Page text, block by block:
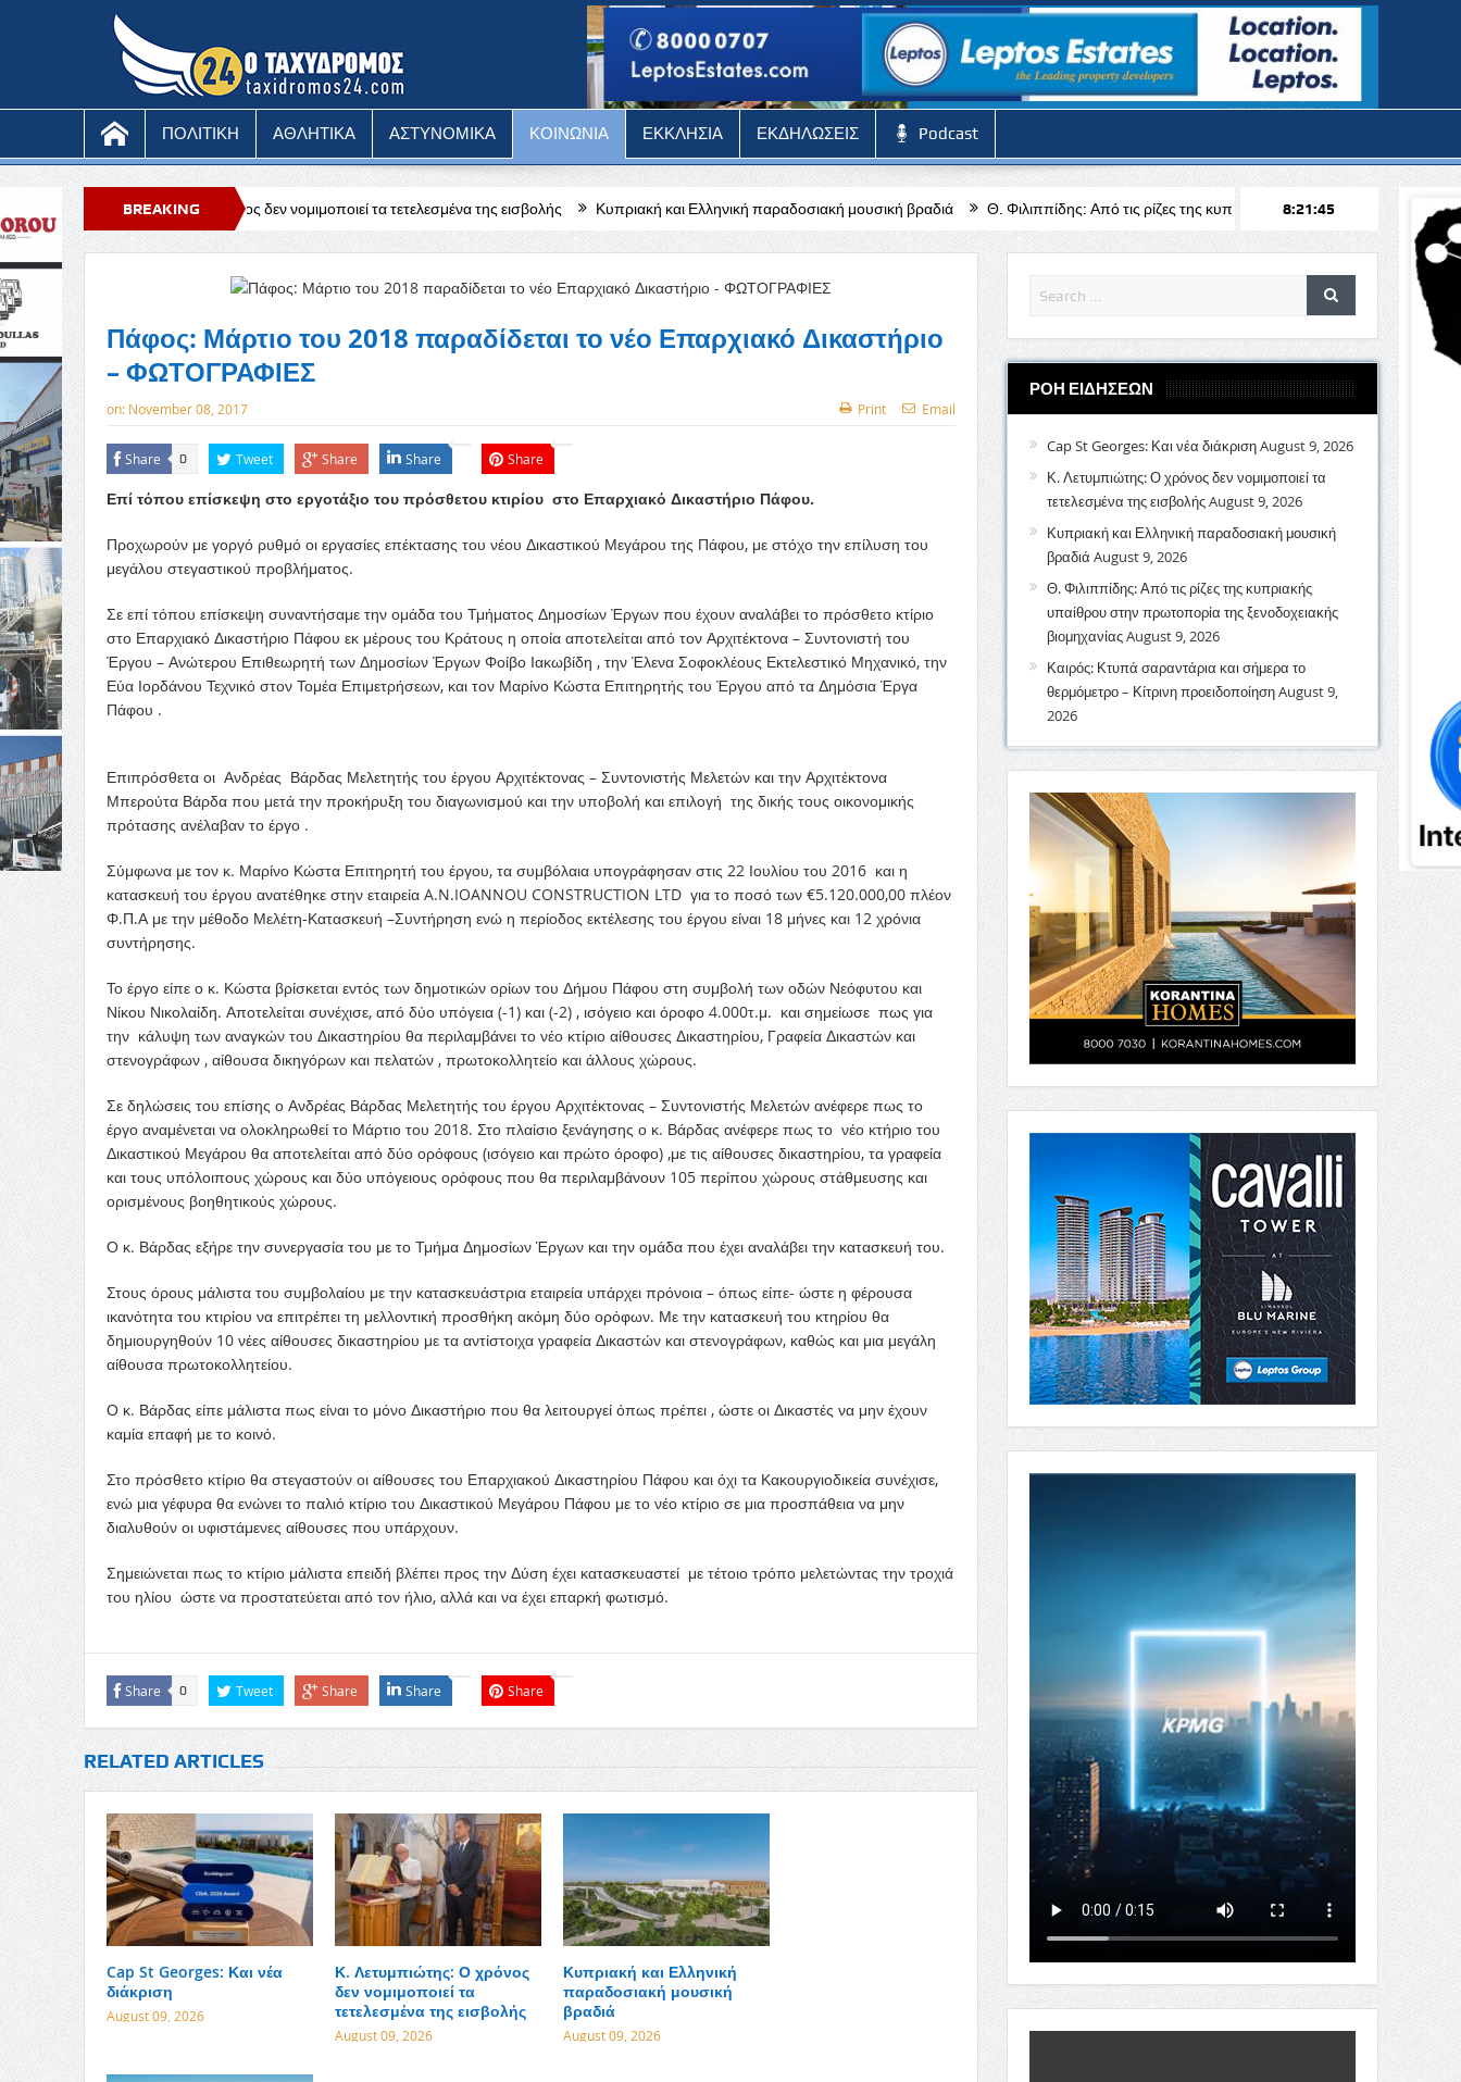
ΠΟΛΙΤΙΚΗ ΑΘΛΗΤΙΚΑ ΑΣΤΥΝΟΜΙΚΑ ΚΟΙΝΩΝΙΑ ΕΚΚΛΗΣΙΑ ΕΚΔΗΛΩΣΕΙΣ Podcast
BREAKING
NEWS
Ο χρόνος δεν νομιμοποιεί τα τετελεσμένα της εισβολής Κυπριακή και Ελληνική παραδοσιακή μουσική βραδιά Θ. Φιλιππίδης: Από τις ρίζες της κυπριακής υπαίθρου στην πρωτοπορία της
στις εκδηλώσεις στα Κόκκινα
8:21:47
Πάφος: Μάρτιο του 2018 παραδίδεται το νέο Επαρχιακό Δικαστήριο
– ΦΩΤΟΓΡΑΦΙΕΣ
on: November 08, 2017 Print Email
Share 0 Tweet Share Share Share
Επί τόπου επίσκεψη στο εργοτάξιο του πρόσθετου κτιρίου στο Επαρχιακό Δικαστήριο Πάφου.
Προχωρούν με γοργό ρυθμό οι εργασίες επέκτασης του νέου Δικαστικού Μεγάρου της Πάφου, με στόχο την επίλυση του
μεγάλου στεγαστικού προβλήματος.
Σε επί τόπου επίσκεψη συναντήσαμε την ομάδα του Τμήματος Δημοσίων Έργων που έχουν αναλάβει το πρόσθετο κτίριο
στο Επαρχιακό Δικαστήριο Πάφου εκ μέρους του Κράτους η οποία αποτελείται από τον Αρχιτέκτονα – Συντονιστή του
Έργου – Ανώτερου Επιθεωρητή των Δημοσίων Έργων Φοίβο Ιακωβίδη , την Έλενα Σοφοκλέους Εκτελεστικό Μηχανικό, την
Εύα Ιορδάνου Τεχνικό στον Τομέα Επιμετρήσεων, και τον Μαρίνο Κώστα Επιτηρητής του Έργου από τα Δημόσια Έργα
Πάφου .
Επιπρόσθετα οι Ανδρέας Βάρδας Μελετητής του έργου Αρχιτέκτονας – Συντονιστής Μελετών και την Αρχιτέκτονα
Μπερούτα Βάρδα που μετά την προκήρυξη του διαγωνισμού και την υποβολή και επιλογή της δικής τους οικονομικής
πρότασης ανέλαβαν το έργο .
Σύμφωνα με τον κ. Μαρίνο Κώστα Επιτηρητή του έργου, τα συμβόλαια υπογράφησαν στις 22 Ιουλίου του 2016 και η
κατασκευή του έργου ανατέθηκε στην εταιρεία A.N.IOANNOU CONSTRUCTION LTD για το ποσό των €5.120.000,00 πλέον
Φ.Π.Α με την μέθοδο Μελέτη-Κατασκευή –Συντήρηση ενώ η περίοδος εκτέλεσης του έργου είναι 18 μήνες και 12 χρόνια
συντήρησης.
Το έργο είπε ο κ. Κώστα βρίσκεται εντός των δημοτικών ορίων του Δήμου Πάφου στη συμβολή των οδών Νεόφυτου και
Νίκου Νικολαίδη. Αποτελείται συνέχισε, από δύο υπόγεια (-1) και (-2) , ισόγειο και όροφο 4.000τ.μ. και σημείωσε πως για
την κάλυψη των αναγκών του Δικαστηρίου θα περιλαμβάνει το νέο κτίριο αίθουσες Δικαστηρίου, Γραφεία Δικαστών και
στενογράφων , αίθουσα δικηγόρων και πελατών , πρωτοκολλητείο και άλλους χώρους.
Σε δηλώσεις του επίσης ο Ανδρέας Βάρδας Μελετητής του έργου Αρχιτέκτονας – Συντονιστής Μελετών ανέφερε πως το
έργο αναμένεται να ολοκληρωθεί το Μάρτιο του 2018. Στο πλαίσιο ξενάγησης ο κ. Βάρδας ανέφερε πως το νέο κτήριο του
Δικαστικού Μεγάρου θα αποτελείται από δύο ορόφους (ισόγειο και πρώτο όροφο) ,με τις αίθουσες δικαστηρίου, τα γραφεία
και τους υπόλοιπους χώρους και δύο υπόγειους ορόφους που θα περιλαμβάνουν 105 περίπου χώρους στάθμευσης και
ορισμένους βοηθητικούς χώρους.
Ο κ. Βάρδας εξήρε την συνεργασία του με το Τμήμα Δημοσίων Έργων και την ομάδα που έχει αναλάβει την κατασκευή του.
Στους όρους μάλιστα του συμβολαίου με την κατασκευάστρια εταιρεία υπάρχει πρόνοια – όπως είπε- ώστε η φέρουσα
ικανότητα του κτιρίου να επιτρέπει τη μελλοντική προσθήκη ακόμη δύο ορόφων. Με την κατασκευή του κτηρίου θα
δημιουργηθούν 10 νέες αίθουσες δικαστηρίου με τα αντίστοιχα γραφεία Δικαστών και στενογράφων, καθώς και μια μεγάλη
αίθουσα πρωτοκολλητείου.
Ο κ. Βάρδας είπε μάλιστα πως είναι το μόνο Δικαστήριο που θα λειτουργεί όπως πρέπει , ώστε οι Δικαστές να μην έχουν
καμία επαφή με το κοινό.
Στο πρόσθετο κτίριο θα στεγαστούν οι αίθουσες του Επαρχιακού Δικαστηρίου Πάφου και όχι τα Κακουργιοδικεία συνέχισε,
ενώ μια γέφυρα θα ενώνει το παλιό κτίριο του Δικαστικού Μεγάρου Πάφου με το νέο κτίριο σε μια προσπάθεια να μην
διαλυθούν οι υφιστάμενες αίθουσες που υπάρχουν.
Σημειώνεται πως το κτίριο μάλιστα επειδή βλέπει προς την Δύση έχει κατασκευαστεί με τέτοιο τρόπο μελετώντας την τροχιά
του ηλίου ώστε να προστατεύεται από τον ήλιο, αλλά και να έχει επαρκή φωτισμό.
Share 0 Tweet Share Share Share
RELATED ARTICLES
Cap St Georges: Και νέα
διάκριση
August 09, 2026
Κ. Λετυμπιώτης: Ο χρόνος
δεν νομιμοποιεί τα
τετελεσμένα της εισβολής
August 09, 2026
Κυπριακή και Ελληνική
παραδοσιακή μουσική
βραδιά
August 09, 2026
ΡΟΗ ΕΙΔΗΣΕΩΝ
Cap St Georges: Και νέα διάκρισηAugust 9, 2026
Κ. Λετυμπιώτης: Ο χρόνος δεν νομιμοποιεί τα
τετελεσμένα της εισβολήςAugust 9, 2026
Κυπριακή και Ελληνική παραδοσιακή μουσική
βραδιά August 9, 2026
Θ. Φιλιππίδης: Από τις ρίζες της κυπριακής
υπαίθρου στην πρωτοπορία της ξενοδοχειακής
βιομηχανίαςAugust 9, 2026
Καιρός: Κτυπά σαραντάρια και σήμερα το
θερμόμετρο – Κίτρινη προειδοποίησηAugust 9,
2026